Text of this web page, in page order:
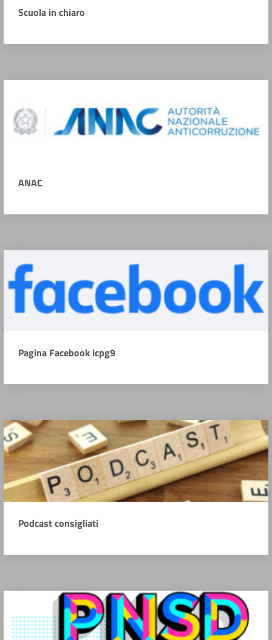
Scuola in chiaro
ANAC
Pagina Facebook icpg9
Podcast consigliati